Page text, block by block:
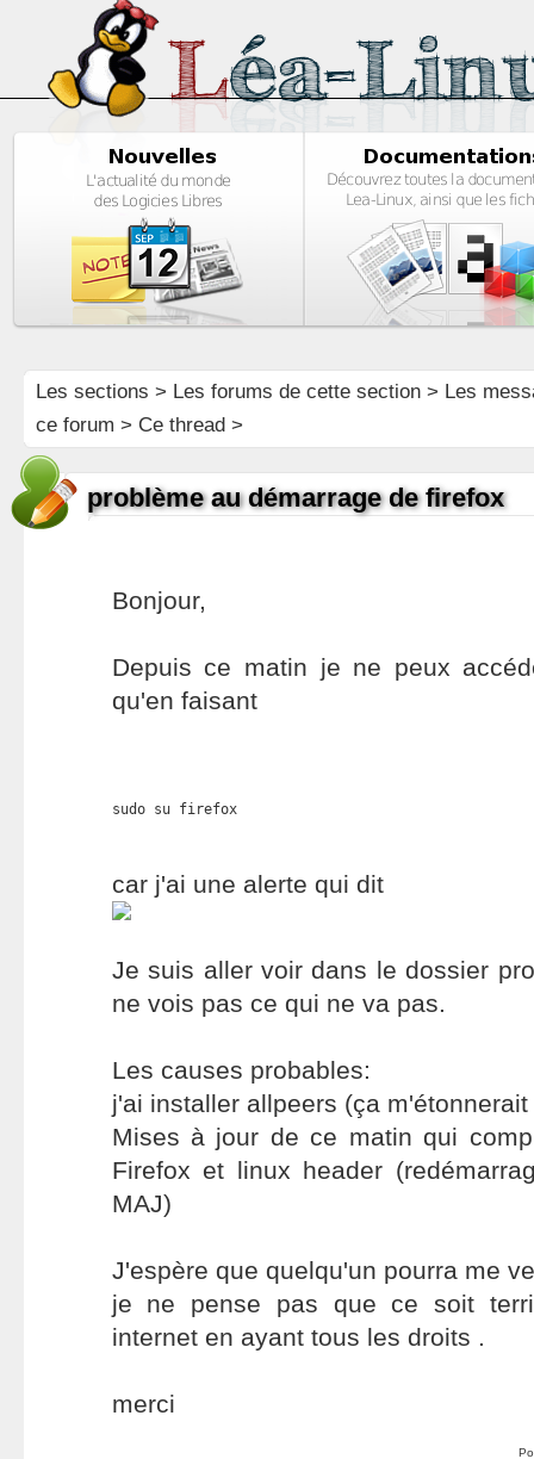
Les sections > Les forums de cette section> Les
ce forum > Ce thread >
problème au démarrage de firefox
Bonjour,
Depuis ce matin je ne peux
qu'en faisant
sudo su firefox
car j'ai une alerte qui dit
Je suis aller voir dans le dossier
ne vois pas ce qui ne va pas.
Les causes probables:
j'ai installer allpeers (ça
Mises à jour de ce matin qui
Firefox et linux header
MAJ)
J'espère que quelqu'un pourra me
je ne pense pas que ce soit
internet en ayant tous les droits .
merci